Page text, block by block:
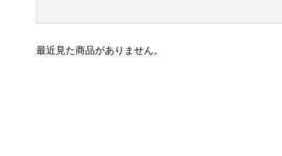
最近見た商品がありません。